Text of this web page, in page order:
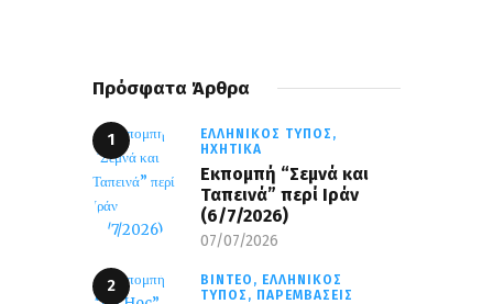
Πρόσφατα Άρθρα
ΕΛΛΗΝΙΚΌΣ ΤΎΠΟΣ,
ΗΧΗΤΙΚΆ
Εκπομπή “Σεμνά και
Ταπεινά” περί Ιράν
(6/7/2026)
07/07/2026
ΒΊΝΤΕΟ, ΕΛΛΗΝΙΚΌΣ
ΤΎΠΟΣ, ΠΑΡΕΜΒΆΣΕΙΣ